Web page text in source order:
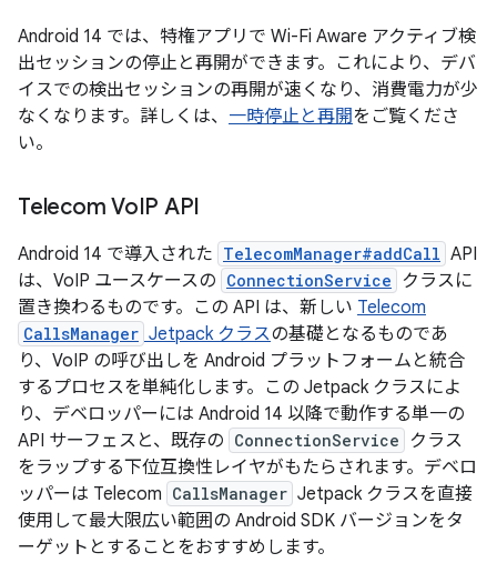
Android 14 では、特権アプリで Wi-Fi Aware アクティブ検
出セッションの停止と再開ができます。これにより、デバ
イスでの検出セッションの再開が速くなり、消費電力が少
なくなります。詳しくは、 一時停止と再開をご覧くださ
い。
Telecom VoIP API
Android 14 で導入された TelecomManager#addCall API
は、VoIP ユースケースの ConnectionService
クラスに
置き換わるものです。この API は、新しい Telecom
CallsManager Jetpack クラスの基礎となるものであ
り、VoIP の呼び出しを Android プラットフォームと統合
するプロセスを単純化します。この Jetpack クラスによ
り、デベロッパーには Android 14 以降で動作する単一の
API サーフェスと、既存の ConnectionService
クラス
をラップする下位互換性レイヤがもたらされます。デベロ
ッパーは Telecom CallsManager Jetpack クラスを直接
使用して最大限広い範囲の Android SDK バージョンをタ
ーゲットとすることをおすすめします。